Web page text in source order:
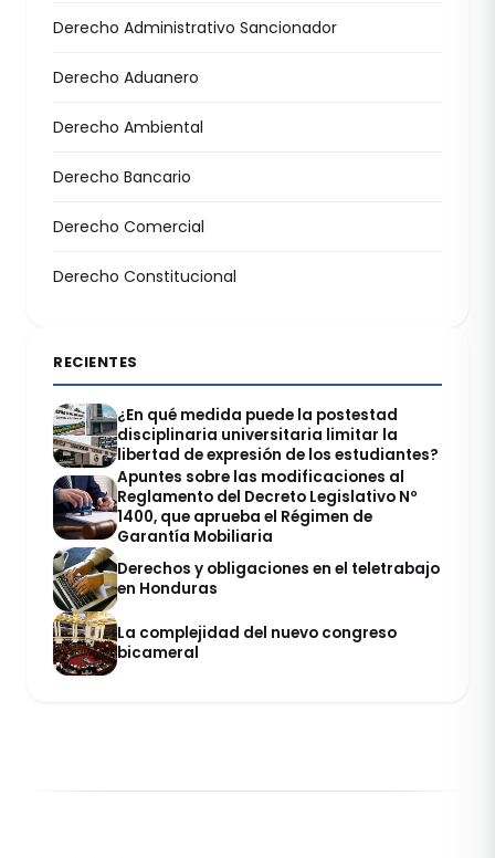
Derecho Administrativo Sancionador
Derecho Aduanero
Derecho Ambiental
Derecho Bancario
Derecho Comercial
Derecho Constitucional
RECIENTES
¿En qué medida puede la postestad
disciplinaria universitaria limitar la
libertad de expresión de los estudiantes?
Apuntes sobre las modificaciones al
Reglamento del Decreto Legislativo Nº
1400, que aprueba el Régimen de
Garantía Mobiliaria
Derechos y obligaciones en el teletrabajo
en Honduras
La complejidad del nuevo congreso
bicameral